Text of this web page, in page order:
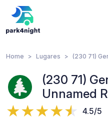
Home Lugares (230 71)
(230 71)
Unnamed
4.5/5